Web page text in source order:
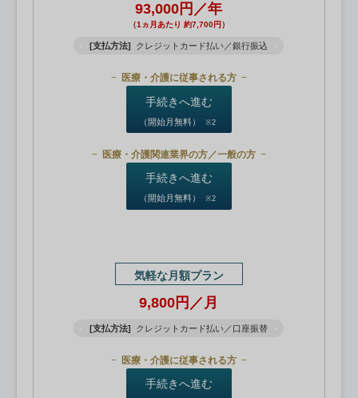
93,000円／年
（1ヵ月あたり 約7,700円）
[支払方法] クレジットカード払い／銀行振込
医療・介護に従事される方
手続きへ進む
（開始月無料） ※2
医療・介護関連業界の方／一般の方
手続きへ進む
（開始月無料） ※2
気軽な月額プラン
9,800円／月
[支払方法] クレジットカード払い／口座振替
医療・介護に従事される方
手続きへ進む